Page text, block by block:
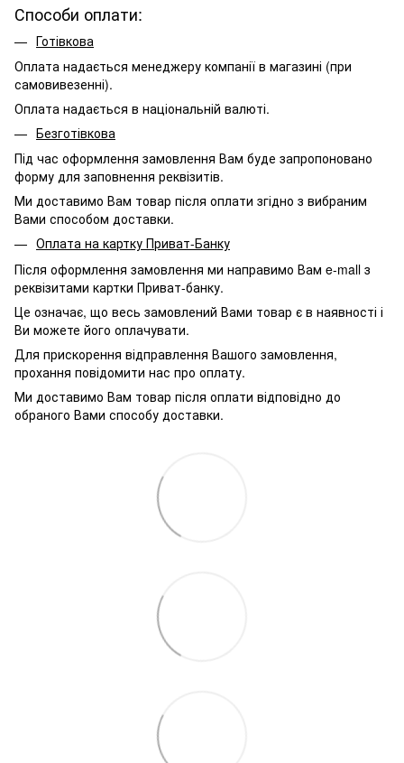
Способи оплати:
Готівкова
Оплата надається менеджеру компанії в магазині (при
самовивезенні).
Оплата надається в національній валюті.
Безготівкова
Під час оформлення замовлення Вам буде запропоновано
форму для заповнення реквізитів.
Ми доставимо Вам товар після оплати згідно з вибраним
Вами способом доставки.
Оплата на картку Приват-Банку
Після оформлення замовлення ми направимо Вам e-mall з
реквізитами картки Приват-банку.
Це означає, що весь замовлений Вами товар є в наявності і
Ви можете його оплачувати.
Для прискорення відправлення Вашого замовлення,
прохання повідомити нас про оплату.
Ми доставимо Вам товар після оплати відповідно до
обраного Вами способу доставки.